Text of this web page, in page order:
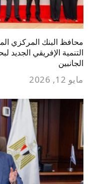
محافظ البنك المركزي
التنمية الإفريقي الجديد
الجانبين
مايو 12, 2026